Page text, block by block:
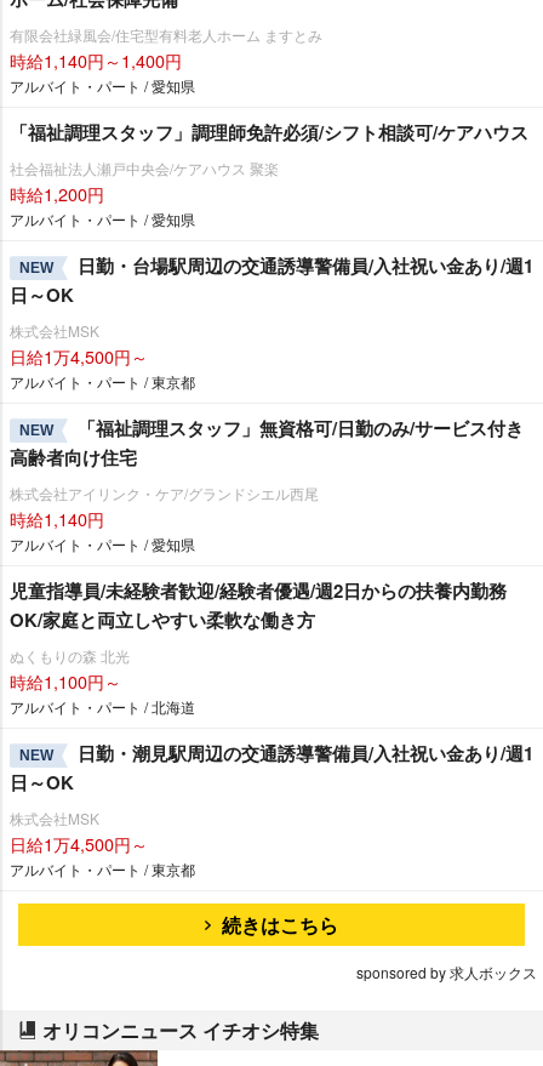
有限会社緑風会/住宅型有料老人ホーム ますとみ
時給1,140円～1,400円
アルバイト・パート / 愛知県
「福祉調理スタッフ」調理師免許必須/シフト相談可/ケアハウス
社会福祉法人瀬戸中央会/ケアハウス 聚楽
時給1,200円
アルバイト・パート / 愛知県
NEW
日勤・台場駅周辺の交通誘導警備員/入社祝い金あり/週1
日～OK
株式会社MSK
日給1万4,500円～
アルバイト・パート / 東京都
NEW
「福祉調理スタッフ」無資格可/日勤のみ/サービス付き
高齢者向け住宅
株式会社アイリンク・ケア/グランドシエル西尾
時給1,140円
アルバイト・パート / 愛知県
児童指導員/未経験者歓迎/経験者優遇/週2日からの扶養内勤務
OK/家庭と両立しやすい柔軟な働き方
ぬくもりの森 北光
時給1,100円～
アルバイト・パート / 北海道
NEW
日勤・潮見駅周辺の交通誘導警備員/入社祝い金あり/週1
日～OK
株式会社MSK
日給1万4,500円～
アルバイト・パート / 東京都
続きはこちら
sponsored by 求人ボックス
オリコンニュース イチオシ特集